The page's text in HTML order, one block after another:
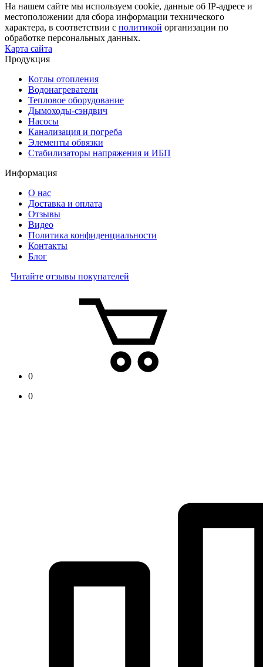
На нашем сайте мы используем cookie, данные об IP-адресе и
местоположении для сбора информации технического
характера, в соответствии с политикой организации по
обработке персональных данных.
Карта сайта
Продукция
Котлы отопления
Водонагреватели
Тепловое оборудование
Дымоходы-сэндвич
Насосы
Канализация и погреба
Элементы обвязки
Стабилизаторы напряжения и ИБП
Информация
О нас
Доставка и оплата
Отзывы
Видео
Политика конфиденциальности
Контакты
Блог
Читайте отзывы покупателей
0
0